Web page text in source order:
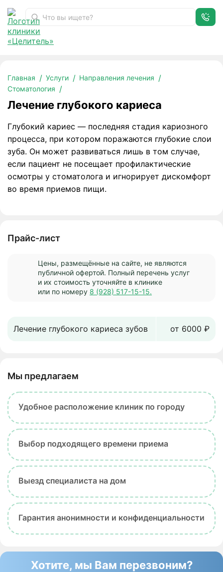
Главная Услуги
Направления лечения
Стоматология
Лечение глубокого кариеса
Лечение глубокого кариеса
Глубокий кариес — последняя стадия кариозного
процесса, при котором поражаются глубокие слои
зуба. Он может развиваться лишь в том случае,
если пациент не посещает профилактические
осмотры у стоматолога и игнорирует дискомфорт
во время приемов пищи.
Прайс-лист
Цены, размещённые на сайте, не являются
публичной офертой. Полный перечень услуг
и их стоимость уточняйте в клинике
или по номеру 8 (928) 517-15-15.
Лечение глубокого кариеса зубов от 6000 ₽
Мы предлагаем
Удобное расположение клиник по городу
Выбор подходящего времени приема
Выезд специалиста на дом
Гарантия анонимности и конфиденциальности
Хотите, мы Вам перезвоним?